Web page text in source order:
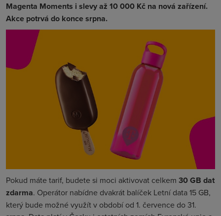
Magenta Moments i slevy až 10 000 Kč na nová zařízení.
Akce potrvá do konce srpna.
Pokud máte tarif, budete si moci aktivovat celkem 30 GB dat
zdarma. Operátor nabídne dvakrát balíček Letní data 15 GB,
který bude možné využít v období od 1. července do 31.